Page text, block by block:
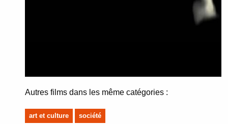
Autres films dans les même catégories :
art et culture société